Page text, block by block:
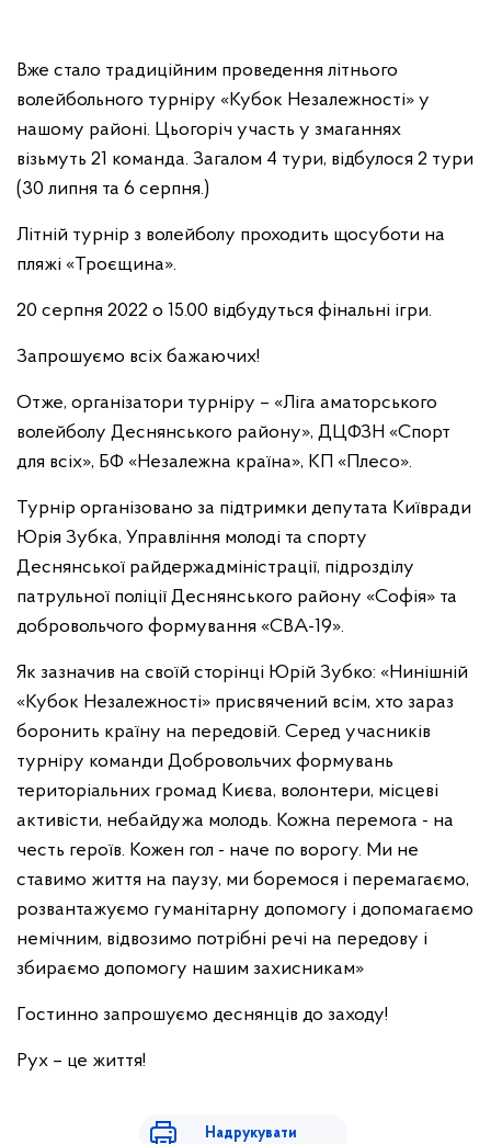
Вже стало традиційним проведення літнього
волейбольного турніру «Кубок Незалежності» у
нашому районі. Цьогоріч участь у змаганнях
візьмуть 21 команда. Загалом 4 тури, відбулося 2 тури
(30 липня та 6 серпня.)
Літній турнір з волейболу проходить щосуботи на
пляжі «Троєщина».
20 серпня 2022 о 15.00 відбудуться фінальні ігри.
Запрошуємо всіх бажаючих!
Отже, організатори турніру – «Ліга аматорського
волейболу Деснянського району», ДЦФЗН «Спорт
для всіх», БФ «Незалежна країна», КП «Плесо».
Турнір організовано за підтримки депутата Київради
Юрія Зубка, Управління молоді та спорту
Деснянської райдержадміністрації, підрозділу
патрульної поліції Деснянського району «Софія» та
добровольчого формування «СВА-19».
Як зазначив на своїй сторінці Юрій Зубко: «Нинішній
«Кубок Незалежності» присвячений всім, хто зараз
боронить країну на передовій. Серед учасників
турніру команди Добровольчих формувань
територіальних громад Києва, волонтери, місцеві
активісти, небайдужа молодь. Кожна перемога - на
честь героїв. Кожен гол - наче по ворогу. Ми не
ставимо життя на паузу, ми боремося і перемагаємо,
розвантажуємо гуманітарну допомогу і допомагаємо
немічним, відвозимо потрібні речі на передову і
збираємо допомогу нашим захисникам»
Гостинно запрошуємо деснянців до заходу!
Рух – це життя!
Надрукувати